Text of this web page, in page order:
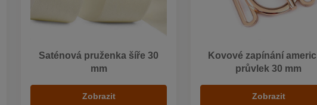
Saténová pruženka šíře 30
mm
Zobrazit
Kovové zapínání
průvlek 30 mm
Zobrazit